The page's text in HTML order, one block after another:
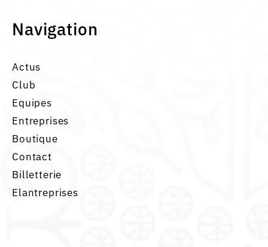
Navigation
Actus
Club
Equipes
Entreprises
Boutique
Contact
Billetterie
Elantreprises